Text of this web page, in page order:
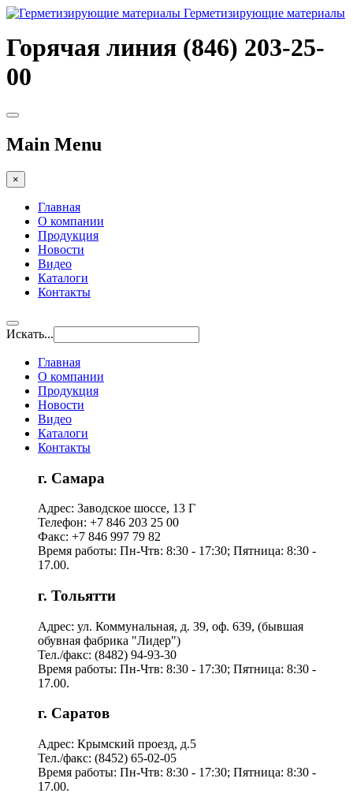
Герметизирующие материалы
Горячая линия (846) 203-25-
00
Main Menu
×
Главная
О компании
Продукция
Новости
Видео
Каталоги
Контакты
Искать...
Главная
О компании
Продукция
Новости
Видео
Каталоги
Контакты
г. Самара
Адрес: Заводское шоссе, 13 Г
Телефон: +7 846 203 25 00
Факс: +7 846 997 79 82
Время работы: Пн-Чтв: 8:30 - 17:30; Пятница: 8:30 -
17.00.
г. Тольятти
Адрес: ул. Коммунальная, д. 39, оф. 639, (бывшая
обувная фабрика "Лидер")
Тел./факс: (8482) 94-93-30
Время работы: Пн-Чтв: 8:30 - 17:30; Пятница: 8:30 -
17.00.
г. Саратов
Адрес: Крымский проезд, д.5
Тел./факс: (8452) 65-02-05
Время работы: Пн-Чтв: 8:30 - 17:30; Пятница: 8:30 -
17.00.